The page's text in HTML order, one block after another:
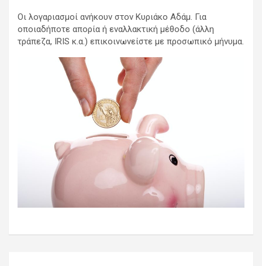
Οι λογαριασμοί ανήκουν στον Κυριάκο Αδάμ. Για
οποιαδήποτε απορία ή εναλλακτική μέθοδο (άλλη
τράπεζα, IRIS κ.α.) επικοινωνείστε με προσωπικό μήνυμα.